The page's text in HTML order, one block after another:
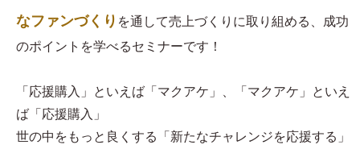
なファンづくり を通して売上づくりに取り組める、成功
のポイントを学べるセミナーです！
「応援購入」といえば「マクアケ」、「マクアケ」といえ
ば「応援購入」
世の中をもっと良くする「新たなチャレンジを応援する」